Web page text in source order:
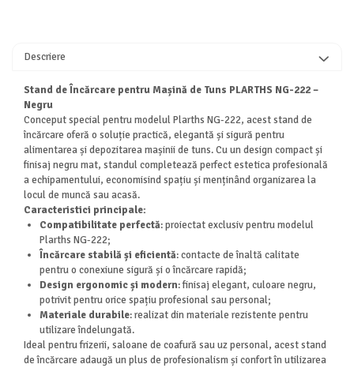
Descriere
Stand de Încărcare pentru Mașină de Tuns PLARTHS NG-222 –
Negru
Conceput special pentru modelul Plarths NG-222, acest stand de
încărcare oferă o soluție practică, elegantă și sigură pentru
alimentarea și depozitarea mașinii de tuns. Cu un design compact și
finisaj negru mat, standul completează perfect estetica profesională
a echipamentului, economisind spațiu și menținând organizarea la
locul de muncă sau acasă.
Caracteristici principale:
Compatibilitate perfectă: proiectat exclusiv pentru modelul
Plarths NG-222;
Încărcare stabilă și eficientă: contacte de înaltă calitate
pentru o conexiune sigură și o încărcare rapidă;
Design ergonomic și modern: finisaj elegant, culoare negru,
potrivit pentru orice spațiu profesional sau personal;
Materiale durabile: realizat din materiale rezistente pentru
utilizare îndelungată.
Ideal pentru frizerii, saloane de coafură sau uz personal, acest stand
de încărcare adaugă un plus de profesionalism și confort în utilizarea